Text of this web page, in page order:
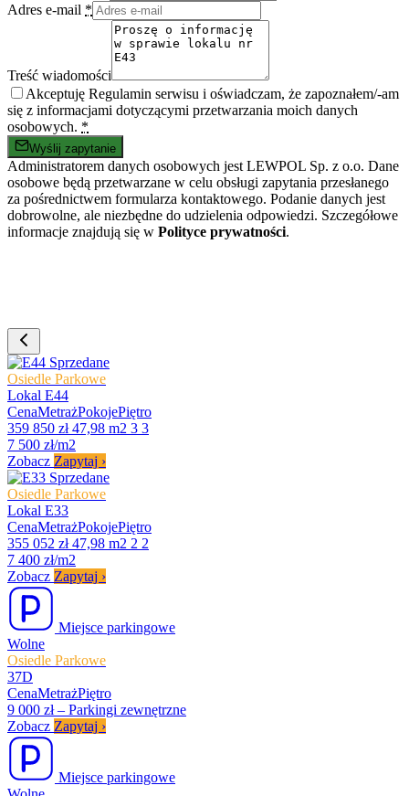
Adres e-mail *
Treść wiadomości
Akceptuję Regulamin serwisu i oświadczam, że zapoznałem/-am
się z informacjami dotyczącymi przetwarzania moich danych
osobowych. *
Wyślij zapytanie
Administratorem danych osobowych jest LEWPOL Sp. z o.o. Dane
osobowe będą przetwarzane w celu obsługi zapytania przesłanego
za pośrednictwem formularza kontaktowego. Podanie danych jest
dobrowolne, ale niezbędne do udzielenia odpowiedzi. Szczegółowe
informacje znajdują się w Polityce prywatności.
Sprzedane
Osiedle Parkowe
Lokal E44
CenaMetrażPokojePiętro
359 850 zł 47,98 m2 3 3
7 500 zł/m2
Zobacz Zapytaj ›
Sprzedane
Osiedle Parkowe
Lokal E33
CenaMetrażPokojePiętro
355 052 zł 47,98 m2 2 2
7 400 zł/m2
Zobacz Zapytaj ›
Miejsce parkingowe
Wolne
Osiedle Parkowe
37D
CenaMetrażPiętro
9 000 zł – Parkingi zewnętrzne
Zobacz Zapytaj ›
Miejsce parkingowe